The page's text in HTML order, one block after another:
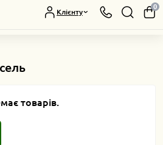
Клієнту
0
товарів.